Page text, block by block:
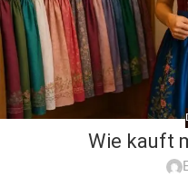
Wie kauft